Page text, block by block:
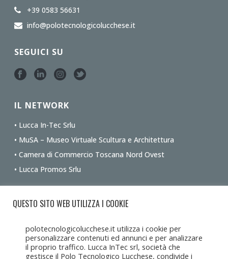
+39 0583 56631
info@polotecnologicolucchese.it
SEGUICI SU
IL NETWORK
• Lucca In-Tec Srlu
• MuSA – Museo Virtuale Scultura e Architettura
• Camera di Commercio Toscana Nord Ovest
• Lucca Promos Srlu
Ottieni le indicazioni stradali dalla tua posizione
QUESTO SITO WEB UTILIZZA I COOKIE
polotecnologicolucchese.it utilizza i cookie per
personalizzare contenuti ed annunci e per analizzare
il proprio traffico. Lucca InTec srl, società che
gestisce il Polo Tecnologico Lucchese, condivide i